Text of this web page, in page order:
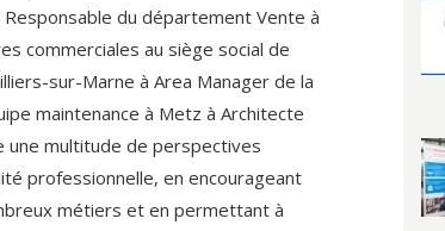
du département Vente à
commerciales au siège social de
sur-Marne à Area Manager de la
maintenance à Metz à Architecte
une multitude de perspectives
professionnelle, en encourageant
métiers et en permettant à